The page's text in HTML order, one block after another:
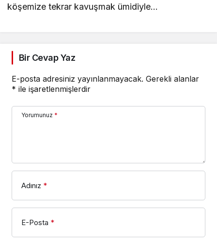
köşemize tekrar kavuşmak ümidiyle…
Bir Cevap Yaz
E-posta adresiniz yayınlanmayacak. Gerekli alanlar
* ile işaretlenmişlerdir
Yorumunuz *
Adınız *
E-Posta *